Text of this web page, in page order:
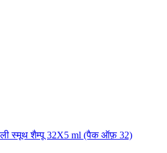
स्मूथ शैम्पू 32X5 ml (पैक ऑफ़ 32)